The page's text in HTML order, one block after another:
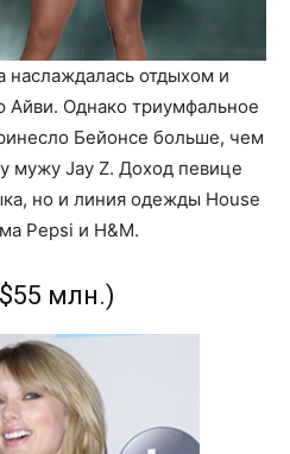
отдыхом и
Айви. Однако триумфальное
Бейонсе больше, чем
мужу Jay Z. Доход певице
но и линия одежды House
Pepsi и H&M.
млн.)